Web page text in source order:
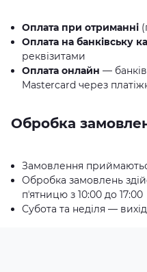
Оплата при отриманні
Оплата на банківську
реквізитами
Оплата онлайн —
Mastercard через
Обробка
Замовлення
Обробка замовлень
пʼятницю з 10:00 до 17:00
Субота та неділя —